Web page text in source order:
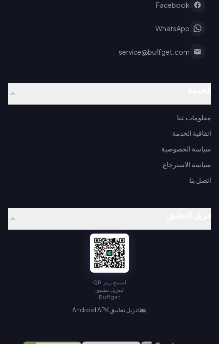
Facebook
WhatsApp
service@buffget.com
معلومات عنا
اتفاقية الخدمة
سياسة الخصوصية
سياسة الاسترجاع
اتصل بنا
امسح رمز QR
لتنزيل تطبيق
Buffget
تنزيل تطبيق Android APK